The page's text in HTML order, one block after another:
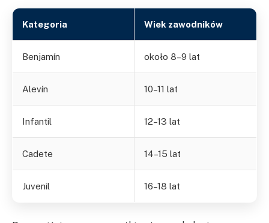
Kategoria Wiek zawodników
Benjamín około 8–9 lat
Alevín 10–11 lat
Infantil 12–13 lat
Cadete 14–15 lat
Juvenil 16–18 lat